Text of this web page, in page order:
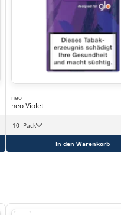
neo
neo Violet
10 -Pack
In den Warenkorb